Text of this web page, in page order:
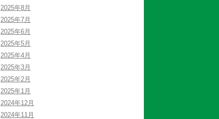
2025年8月
2025年7月
2025年6月
2025年5月
2025年4月
2025年3月
2025年2月
2025年1月
2024年12月
2024年11月